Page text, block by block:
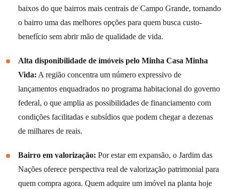
baixos do que bairros mais centrais de Campo Grande, tornando
o bairro uma das melhores opções para quem busca custo-
benefício sem abrir mão de qualidade de vida.
Alta disponibilidade de imóveis pelo Minha Casa Minha
Vida: A região concentra um número expressivo de
lançamentos enquadrados no programa habitacional do governo
federal, o que amplia as possibilidades de financiamento com
condições facilitadas e subsídios que podem chegar a dezenas
de milhares de reais.
Bairro em valorização: Por estar em expansão, o Jardim das
Nações oferece perspectiva real de valorização patrimonial para
quem compra agora. Quem adquire um imóvel na planta hoje